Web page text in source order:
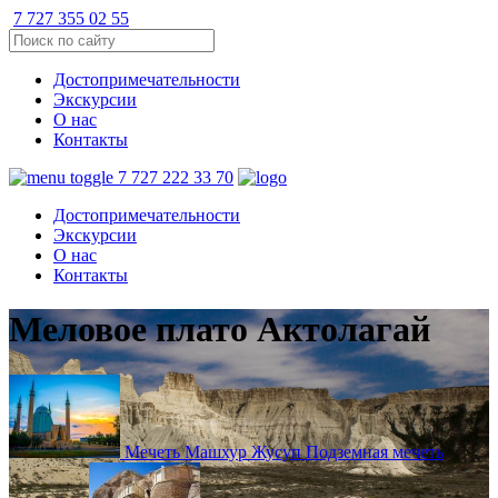
7 727 355 02 55
Достопримечательности
Экскурсии
О нас
Контакты
7 727 222 33 70
Достопримечательности
Экскурсии
О нас
Контакты
Меловое плато Актолагай
Мечеть Машхур Жусуп Подземная мечеть